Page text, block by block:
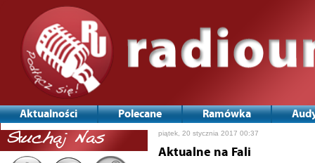
Aktualności Polecane Ramówka
Słuchaj Nas piątek, 20 stycznia 2017 00:37
Aktualne na Fali